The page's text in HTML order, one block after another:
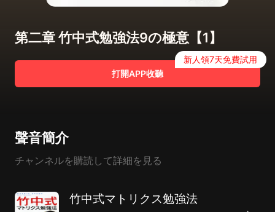
第二章 竹中式勉強法9の極意【1】
打開APP收聽
新人領7天免費試用
聲音簡介
チャンネルを購読して詳細を見る
竹中式マトリクス勉強法